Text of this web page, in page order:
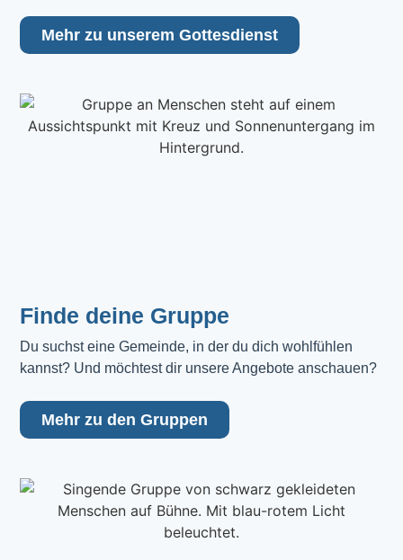
Mehr zu unserem Gottesdienst
Finde deine Gruppe
Du suchst eine Gemeinde, in der du dich wohlfühlen
kannst? Und möchtest dir unsere Angebote anschauen?
Mehr zu den Gruppen